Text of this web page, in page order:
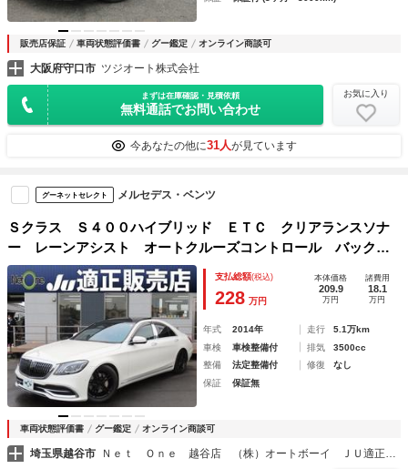
販売店保証 車両状態評価書 グー鑑定 オンライン商談可
大阪府守口市 ツジオート株式会社
まずは在庫確認・見積依頼
無料通話でお問い合わせ
お気に入り
今あなたの他に31人が見ています
グーネットセレクト メルセデス・ベンツ
Ｓクラス Ｓ４００ハイブリッド ＥＴＣ クリアランスソナ
ー レーンアシスト オートクルーズコントロール バックカ
メラ ナビ アルミホイール オートライト サンルーフ Ａ
Ｔ シートヒーター スマートキー 盗難防止システム
支払総額(税込)
228 万円
本体価格
209.9
万円
諸費用
18.1
万円
年式 2014年 走行
5.1万km
車検
車検整備付 排気
3500cc
整備
法定整備付 修復
なし
保証
保証無
車両状態評価書 グー鑑定 オンライン商談可
埼玉県越谷市